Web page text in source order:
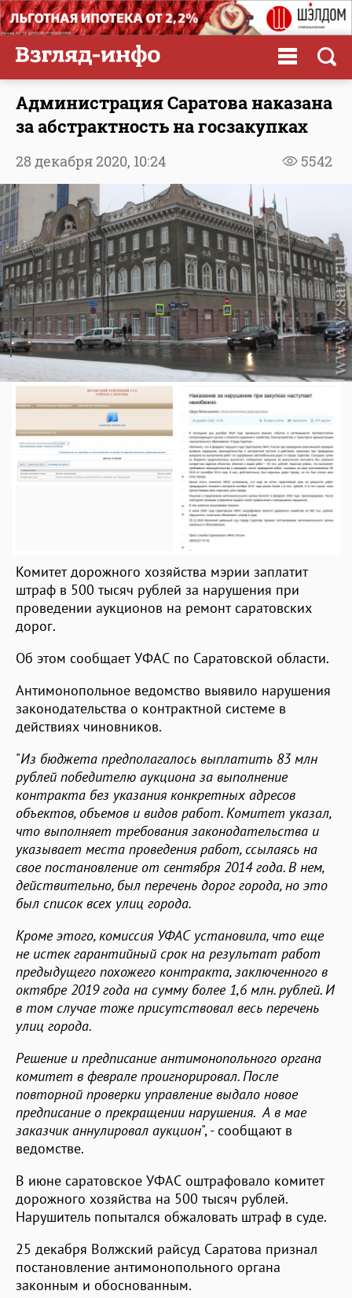
Администрация Саратова наказана
за абстрактность на госзакупках
5542
28 декабря 2020, 10:24
Комитет дорожного хозяйства мэрии заплатит
штраф в 500 тысяч рублей за нарушения при
проведении аукционов на ремонт саратовских
дорог.
Об этом сообщает УФАС по Саратовской области.
Антимонопольное ведомство выявило нарушения
законодательства о контрактной системе в
действиях чиновников.
"Из бюджета предполагалось выплатить 83 млн
рублей победителю аукциона за выполнение
контракта без указания конкретных адресов
объектов, объемов и видов работ. Комитет указал,
что выполняет требования законодательства и
указывает места проведения работ, ссылаясь на
свое постановление от сентября 2014 года. В нем,
действительно, был перечень дорог города, но это
был список всех улиц города.
Кроме этого, комиссия УФАС установила, что еще
не истек гарантийный срок на результат работ
предыдущего похожего контракта, заключенного в
октябре 2019 года на сумму более 1,6 млн. рублей. И
в том случае тоже присутствовал весь перечень
улиц города.
Решение и предписание антимонопольного органа
комитет в феврале проигнорировал. После
повторной проверки управление выдало новое
предписание о прекращении нарушения. А в мае
заказчик аннулировал аукцион", - сообщают в
ведомстве.
В июне саратовское УФАС оштрафовало комитет
дорожного хозяйства на 500 тысяч рублей.
Нарушитель попытался обжаловать штраф в суде.
25 декабря Волжский райсуд Саратова признал
постановление антимонопольного органа
законным и обоснованным.